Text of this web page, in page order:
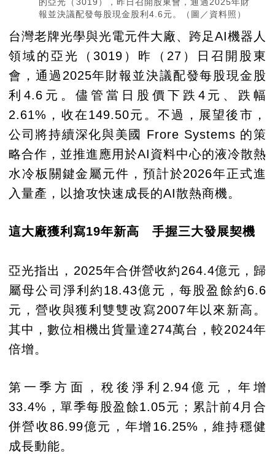
的亞光（3019），昨日召開股東會，通過2025年財
報並決議配發每股現金股利4.6元。（圖／資料照）
台灣老牌光學與光電元件大廠、跨足AI機器人
領域的亞光（3019）昨（27）日召開股東
會，通過2025年財報並決議配發每股現金股
利4.6元。儘管當日股價下跌4元、跌幅
2.61%，收在149.50元。不過，展望後市，
公司將持續深化與美國 Frore Systems 的策
略合作，並推進應用於AI資料中心的液冷散熱
水冷板關鍵金屬元件，預計於2026年正式進
入量產，以搶攻快速成長的AI散熱商機。
這大廠獲利寫19年新高 手握三大發展契機
亞光指出，2025年合併營收約264.4億元，歸
屬母公司淨利約18.43億元，每股盈餘約6.6
元，營收與獲利雙雙改寫2007年以來新高。
其中，數位相機出貨量達274萬台，較2024年
倍增。
第一季方面，稅後淨利2.94億元，年增
33.4%，單季每股盈餘1.05元；累計前4月合
併營收86.99億元，年增16.25%，維持穩健
成長動能。